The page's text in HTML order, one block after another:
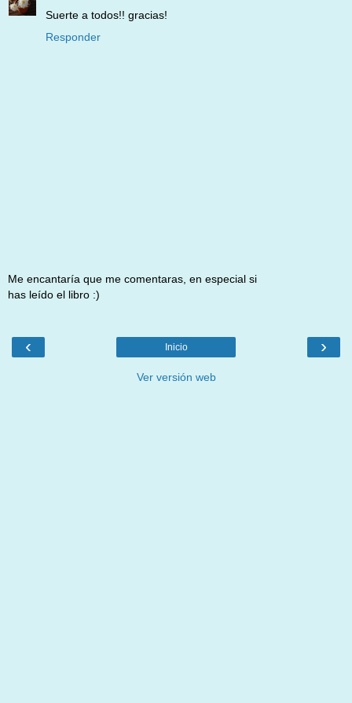
Suerte a todos!! gracias!
Responder
Me encantaría que me comentaras, en especial si
has leído el libro :)
‹ ›
Inicio
Ver versión web